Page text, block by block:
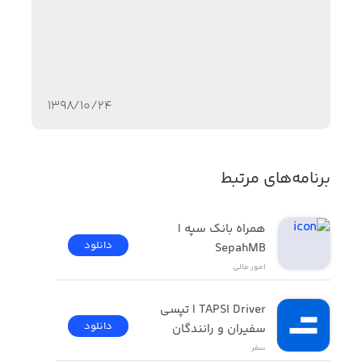
۱۳۹۸/۱۰/۲۴
برنامه‌های مرتبط
SepahMB
امور ‌مالی
دانلود
سفیران و رانندگان
سفر
دانلود